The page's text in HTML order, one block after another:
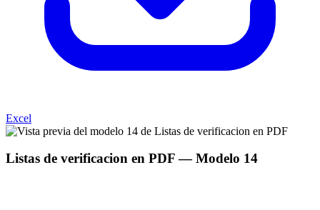
Excel
Listas de verificacion en PDF— Modelo 14